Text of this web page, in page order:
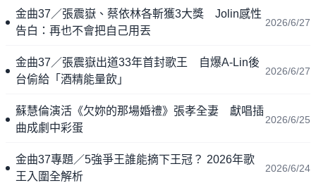
金曲37／張震嶽、蔡依林各斬獲3大獎 Jolin感性
告白：再也不會把自己用丟
2026/6/27
金曲37／張震嶽出道33年首封歌王 自爆A-Lin後
台偷給「酒精能量飲」
2026/6/27
蘇慧倫演活《欠妳的那場婚禮》張孝全妻 獻唱插
曲成劇中彩蛋
2026/6/25
金曲37專題／5強爭王誰能摘下王冠？ 2026年歌
王入圍全解析
2026/6/24